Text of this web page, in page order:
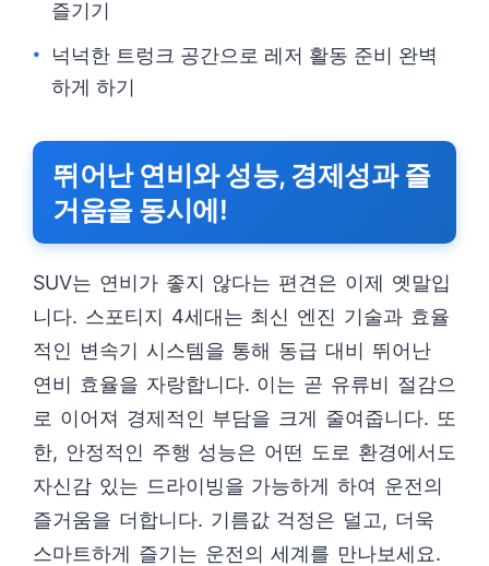
즐기기
넉넉한 트렁크 공간으로 레저 활동 준비 완벽
하게 하기
뛰어난 연비와 성능, 경제성과 즐
거움을 동시에!
SUV는 연비가 좋지 않다는 편견은 이제 옛말입
니다. 스포티지 4세대는 최신 엔진 기술과 효율
적인 변속기 시스템을 통해 동급 대비 뛰어난
연비 효율을 자랑합니다. 이는 곧 유류비 절감으
로 이어져 경제적인 부담을 크게 줄여줍니다. 또
한, 안정적인 주행 성능은 어떤 도로 환경에서도
자신감 있는 드라이빙을 가능하게 하여 운전의
즐거움을 더합니다. 기름값 걱정은 덜고, 더욱
스마트하게 즐기는 운전의 세계를 만나보세요.